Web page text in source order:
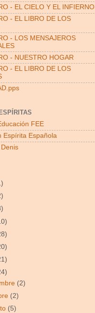
- EL CIELO Y EL INFIERNO
- EL LIBRO DE LOS
- LOS MENSAJEROS
- NUESTRO HOGAR
- EL LIBRO DE LOS
FEE
Espírita Española
(2)
(2)
(5)